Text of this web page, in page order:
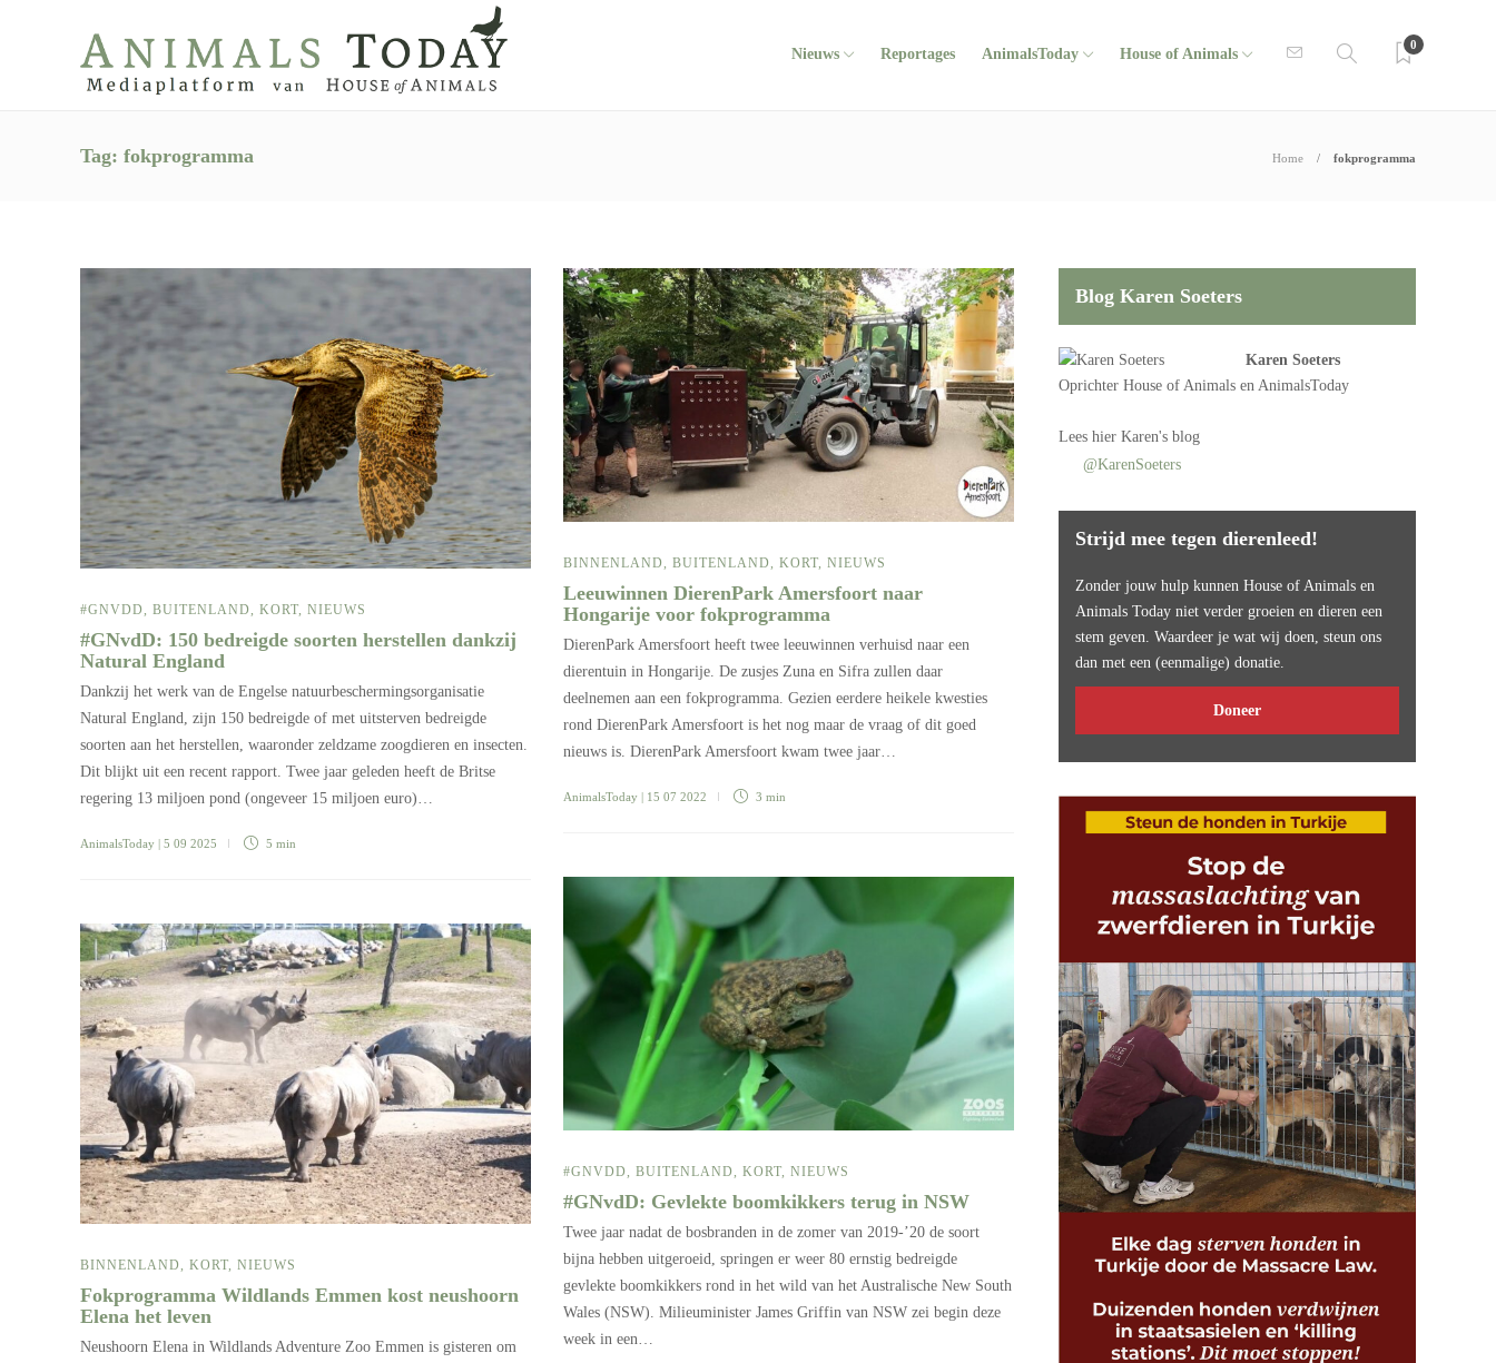
Nieuws Reportages AnimalsToday House of Animals
0
Tag: fokprogramma Home fokprogramma
#GNVDD BUITENLAND KORT NIEUWS
#GNvdD: 150 bedreigde soorten herstellen dankzij
Natural England
Dankzij het werk van de Engelse natuurbeschermingsorganisatie
Natural England, zijn 150 bedreigde of met uitsterven bedreigde
soorten aan het herstellen, waaronder zeldzame zoogdieren en insecten.
Dit blijkt uit een recent rapport. Twee jaar geleden heeft de Britse
regering 13 miljoen pond (ongeveer 15 miljoen euro)…
AnimalsToday | 5 09 2025 5 min
BINNENLAND BUITENLAND KORT NIEUWS
Leeuwinnen DierenPark Amersfoort naar
Hongarije voor fokprogramma
DierenPark Amersfoort heeft twee leeuwinnen verhuisd naar een
dierentuin in Hongarije. De zusjes Zuna en Sifra zullen daar
deelnemen aan een fokprogramma. Gezien eerdere heikele kwesties
rond DierenPark Amersfoort is het nog maar de vraag of dit goed
nieuws is. DierenPark Amersfoort kwam twee jaar…
AnimalsToday | 15 07 2022 3 min
#GNVDD BUITENLAND KORT NIEUWS
#GNvdD: Gevlekte boomkikkers terug in NSW
Twee jaar nadat de bosbranden in de zomer van 2019-’20 de soort
bijna hebben uitgeroeid, springen er weer 80 ernstig bedreigde
gevlekte boomkikkers rond in het wild van het Australische New South
Wales (NSW). Milieuminister James Griffin van NSW zei begin deze
week in een…
BINNENLAND KORT NIEUWS
Fokprogramma Wildlands Emmen kost neushoorn
Elena het leven
Neushoorn Elena in Wildlands Adventure Zoo Emmen is gisteren om
Blog Karen Soeters
Karen Soeters
OprichterHouse of Animals en AnimalsToday
Leeshier Karen's blog
@KarenSoeters
Strijd mee tegen dierenleed!
Zonder jouw hulp kunnen House of Animals en
Animals Today niet verder groeien en dieren een
stem geven. Waardeer je wat wij doen, steun ons
dan met een (eenmalige) donatie.
Doneer